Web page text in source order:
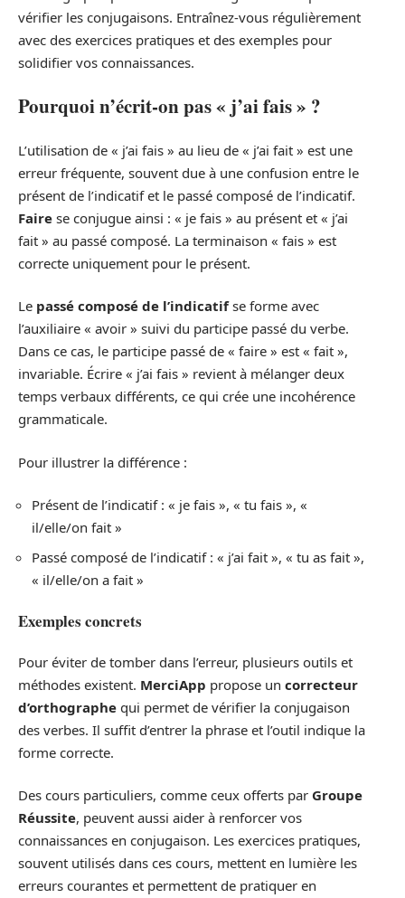
vérifier les conjugaisons. Entraînez-vous régulièrement
avec des exercices pratiques et des exemples pour
solidifier vos connaissances.
Pourquoi n’écrit-on pas « j’ai fais » ?
L’utilisation de « j’ai fais » au lieu de « j’ai fait » est une
erreur fréquente, souvent due à une confusion entre le
présent de l’indicatif et le passé composé de l’indicatif.
Faire se conjugue ainsi : « je fais » au présent et « j’ai
fait » au passé composé. La terminaison « fais » est
correcte uniquement pour le présent.
Le passé composé de l’indicatifse forme avec
l’auxiliaire « avoir » suivi du participe passé du verbe.
Dans ce cas, le participe passé de « faire » est « fait »,
invariable. Écrire « j’ai fais » revient à mélanger deux
temps verbaux différents, ce qui crée une incohérence
grammaticale.
Pour illustrer la différence :
Présent de l’indicatif : « je fais », « tu fais », «
il/elle/on fait »
Passé composé de l’indicatif : « j’ai fait », « tu as fait »,
« il/elle/on a fait »
Exemples concrets
Pour éviter de tomber dans l’erreur, plusieurs outils et
méthodes existent. MerciApp propose un correcteur
d’orthographe qui permet de vérifier la conjugaison
des verbes. Il suffit d’entrer la phrase et l’outil indique la
forme correcte.
Des cours particuliers, comme ceux offerts par Groupe
Réussite, peuvent aussi aider à renforcer vos
connaissances en conjugaison. Les exercices pratiques,
souvent utilisés dans ces cours, mettent en lumière les
erreurs courantes et permettent de pratiquer en